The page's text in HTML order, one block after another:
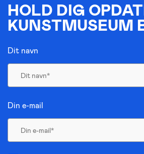
HOLD DIG
KUNSTMUSEUM
Dit navn
Din e-mail